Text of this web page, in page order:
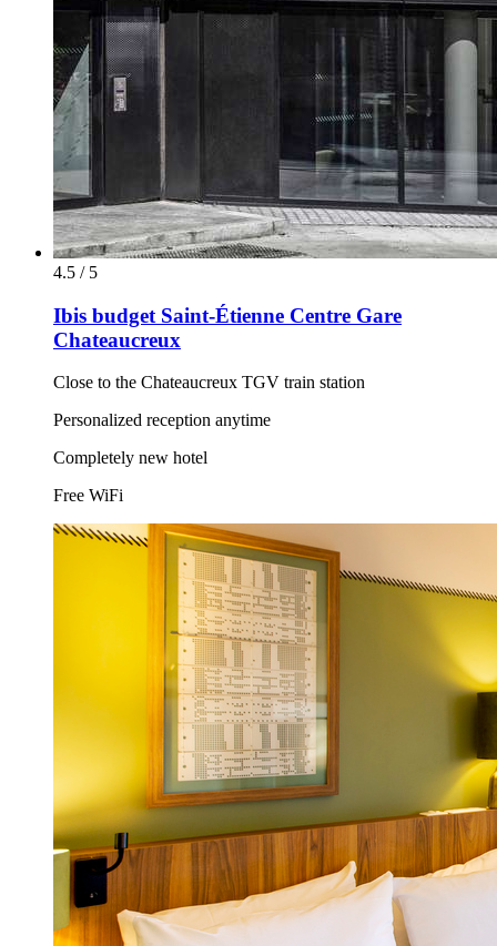
4.5 / 5
Ibis budget Saint-Étienne Centre Gare
Chateaucreux
Close to the Chateaucreux TGV train station
Personalized reception anytime
Completely new hotel
Free WiFi